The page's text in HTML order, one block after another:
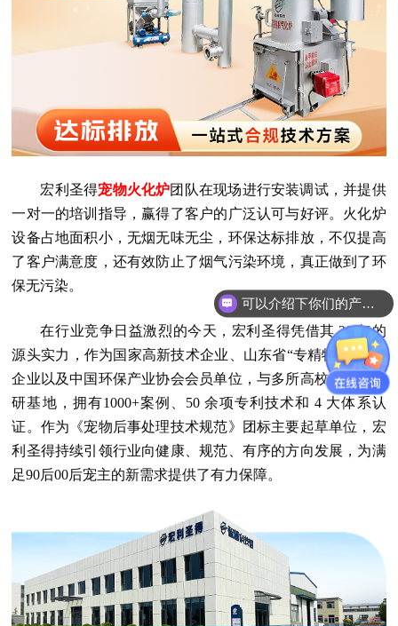
宏利圣得宠物火化炉团队在现场进行安装调试，并提供
一对一的培训指导，赢得了客户的广泛认可与好评。火化炉
设备占地面积小，无烟无味无尘，环保达标排放，不仅提高
了客户满意度，还有效防止了烟气污染环境，真正做到了环
保无污染。
在行业竞争日益激烈的今天，宏利圣得凭借其 20 年的
源头实力，作为国家高新技术企业、山东省“专精特新”中小
企业以及中国环保产业协会会员单位，与多所高校建立产学
研基地，拥有1000+案例、50 余项专利技术和 4 大体系认
证。作为《宠物后事处理技术规范》团标主要起草单位，宏
利圣得持续引领行业向健康、规范、有序的方向发展，为满
足90后00后宠主的新需求提供了有力保障。
可以介绍下你们的产品么？